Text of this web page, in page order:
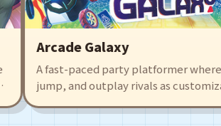
Arcade Galaxy
A fast-paced party platformer where you
jump, and outplay rivals as customizable
Cubs. Create and share your own levels
intuitive editor, or tackle hundreds of